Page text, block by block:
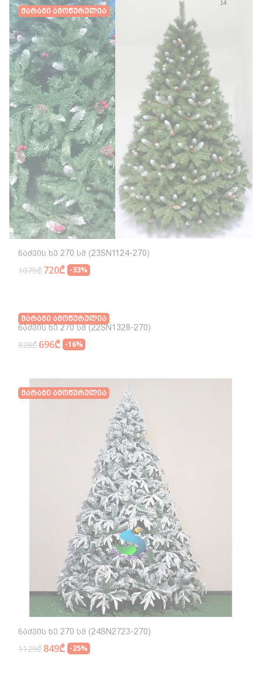
Მარაგი Ამოწურულია
Ნაძვის Ხე 270 Სმ (23SN1124-270)
1075₾720₾ -33%
Მარაგი Ამოწურულია
Ნაძვის Ხე 270 Სმ (22SN1328-270)
828₾696₾ -16%
Მარაგი Ამოწურულია
Ნაძვის Ხე 270 Სმ (24SN2723-270)
1129₾849₾ -25%